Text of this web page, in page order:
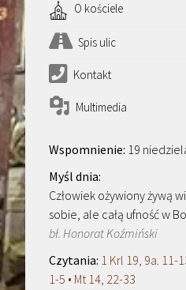
O kościele
Spis ulic
Kontakt
Multimedia
19
Człowiek ożywiony żywą
sobie, ale całą ufność w
bł. Honorat Koźmiński
1 Krl 19, 9a. 11-
1-5 • Mt 14, 22-33